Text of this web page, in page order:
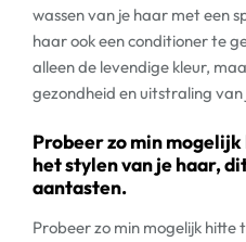
wassen van je haar met een
haar ook een conditioner te
alleen de levendige kleur,
gezondheid en uitstraling van
Probeer zo min
het stylen van je haar,
aantasten.
Probeer zo min mogelijk